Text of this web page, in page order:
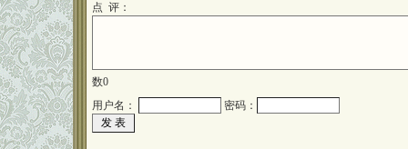
点 评：
数0
用户名：
密码：